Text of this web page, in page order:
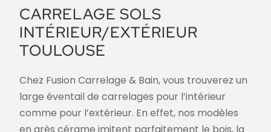
CARRELAGE SOLS
INTÉRIEUR/EXTÉRIEUR
TOULOUSE
Chez Fusion Carrelage & Bain, vous trouverez un
large éventail de carrelages pour l’intérieur
comme pour l’extérieur. En effet, nos modèles